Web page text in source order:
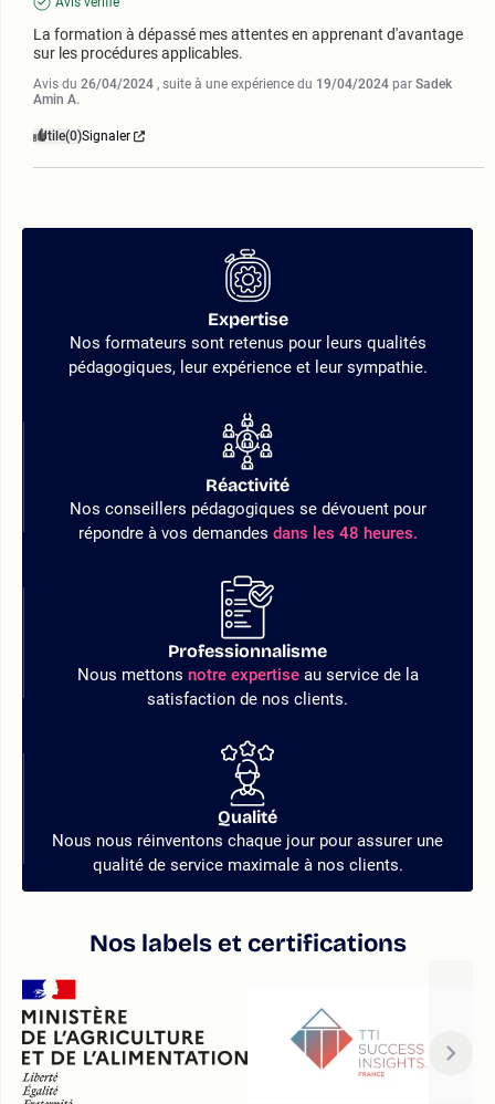
La formation à dépassé mes attentes en apprenant d'avantage
sur les procédures applicables.
Avis du 26/04/2024 , suite à une expérience du 19/04/2024 par Sadek
Amin A.
Utile(0)Signaler
Expertise
Nos formateurs sont retenus pour leurs qualités
pédagogiques, leur expérience et leur sympathie.
Réactivité
Nos conseillers pédagogiques se dévouent pour
répondre à vos demandes dans les 48 heures.
Professionnalisme
Nous mettons notre expertiseau service de la
satisfaction de nos clients.
Qualité
Nous nous réinventons chaque jour pour assurer une
qualité de service maximale à nos clients.
Nos labels et certifications